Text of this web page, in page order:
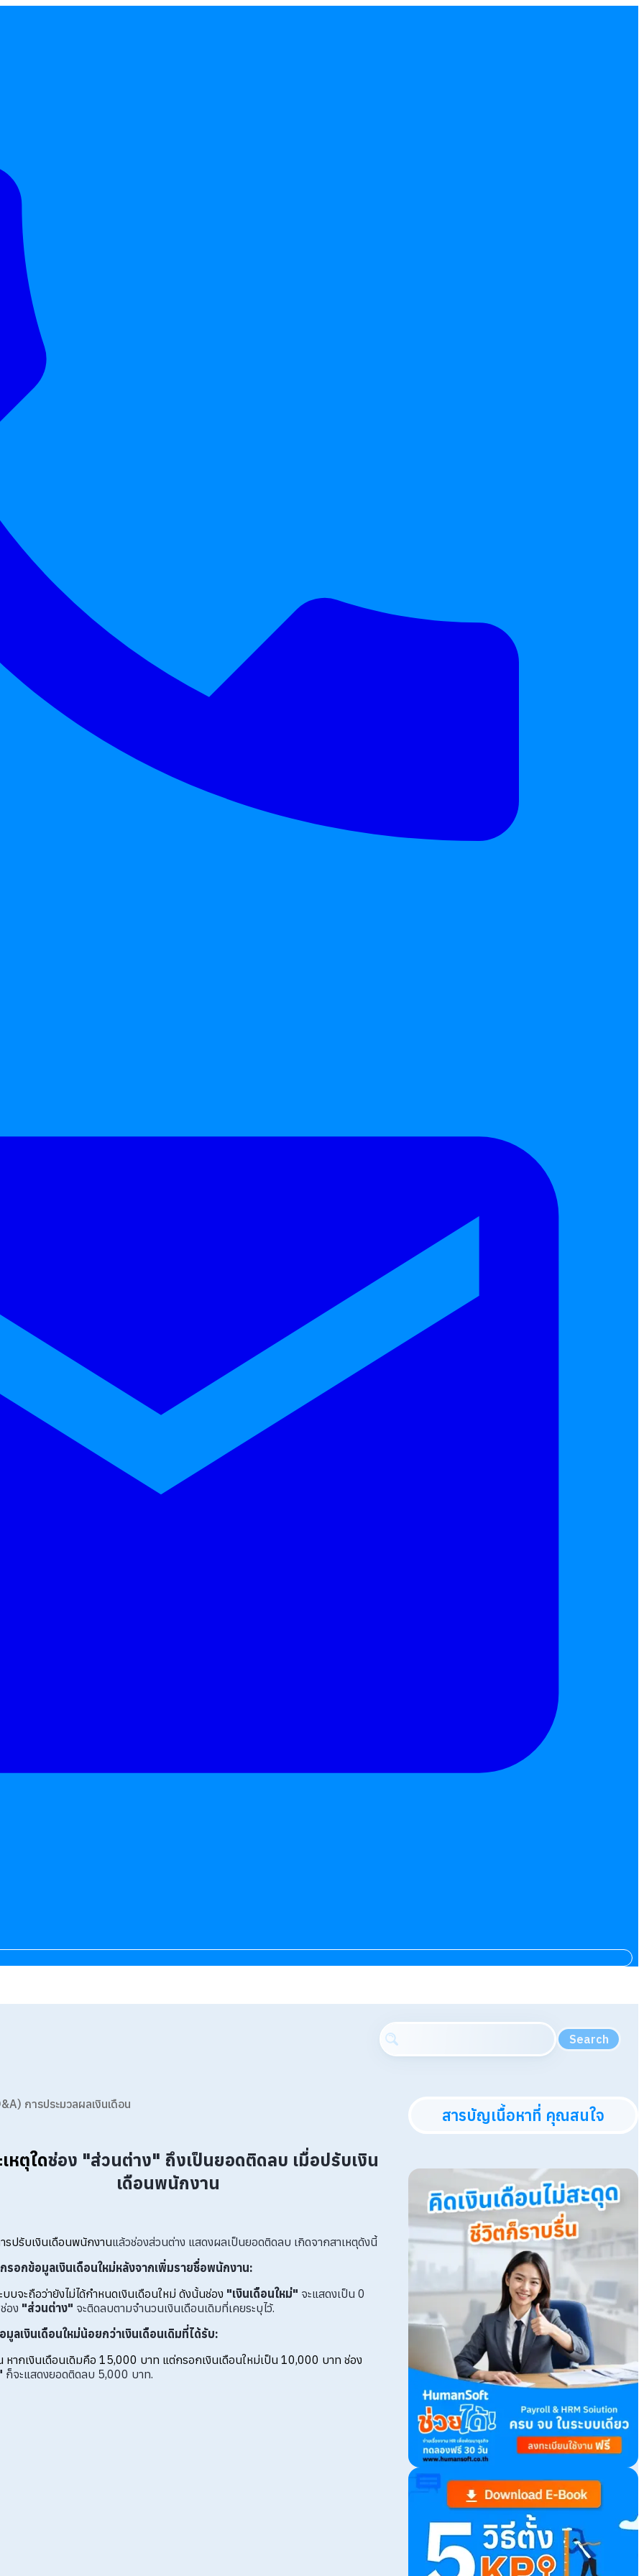
Search
การประมวลผลเงินเดือน
หตุใดช่อง "ส่วนต่าง" ถึงเป็นยอดติดลบ เมื่อปรับเงิน
เดือนพนักงาน
ปรับเงินเดือนพนักงานแล้วช่องส่วนต่าง แสดงผลเป็นยอดติดลบ เกิดจากสาเหตุดังนี้
รอกข้อมูลเงินเดือนใหม่หลังจากเพิ่มรายชื่อพนักงาน:
บบจะถือว่ายังไม่ได้กำหนดเงินเดือนใหม่ ดังนั้นช่อง "เงินเดือนใหม่" จะแสดงเป็น 0
อง "ส่วนต่าง" จะติดลบตามจำนวนเงินเดือนเดิมที่เคยระบุไว้.
ลเงินเดือนใหม่น้อยกว่าเงินเดือนเดิมที่ได้รับ:
หากเงินเดือนเดิมคือ 15,000 บาท แต่กรอกเงินเดือนใหม่เป็น 10,000 บาท ช่อง
ก็จะแสดงยอดติดลบ 5,000 บาท.
สารบัญเนื้อหาที่ คุณสนใจ